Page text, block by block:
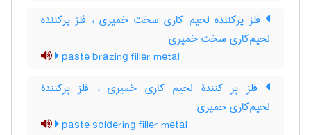
فلز پرکننده لحیم کاری سخت خمیری ، فلز پرکننده
لحیم‌کاری سخت خمیری
paste brazing filler metal
فلز پر کنندۀ لحیم کاری خمیری ، فلز پرکنندۀ
لحیم‌کاری خمیری
paste soldering filler metal